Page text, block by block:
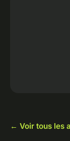
← Voir tous les